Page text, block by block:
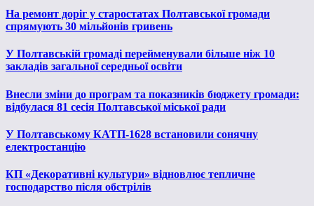
На ремонт доріг у старостатах Полтавської громади
спрямують 30 мільйонів гривень
У Полтавській громаді перейменували більше ніж 10
закладів загальної середньої освіти
Внесли зміни до програм та показників бюджету громади:
відбулася 81 сесія Полтавської міської ради
У Полтавському КАТП-1628 встановили сонячну
електростанцію
КП «Декоративні культури» відновлює тепличне
господарство після обстрілів